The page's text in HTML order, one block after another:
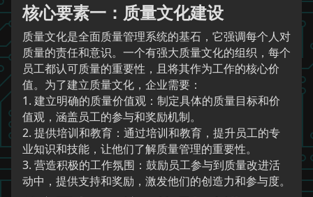
核心要素一：质量文化建设
质量文化是全面质量管理系统的基石，它强调每个人对
质量的责任和意识。一个有强大质量文化的组织，每个
员工都认可质量的重要性，且将其作为工作的核心价
值。为了建立质量文化，企业需要：
1. 建立明确的质量价值观：制定具体的质量目标和价
值观，涵盖员工的参与和奖励机制。
2. 提供培训和教育：通过培训和教育，提升员工的专
业知识和技能，让他们了解质量管理的重要性。
3. 营造积极的工作氛围：鼓励员工参与到质量改进活
动中，提供支持和奖励，激发他们的创造力和参与度。